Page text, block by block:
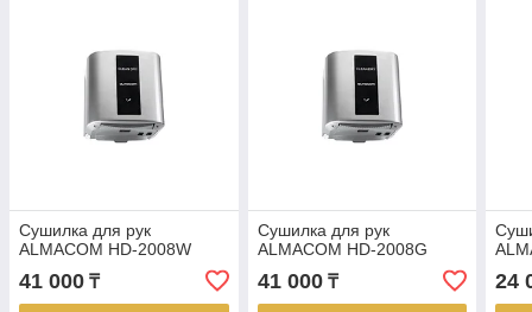
Сушилка для рук
ALMACOM HD-2008W
41 000 ₸
Сушилка для рук
ALMACOM HD-2008G
41 000₸ 24